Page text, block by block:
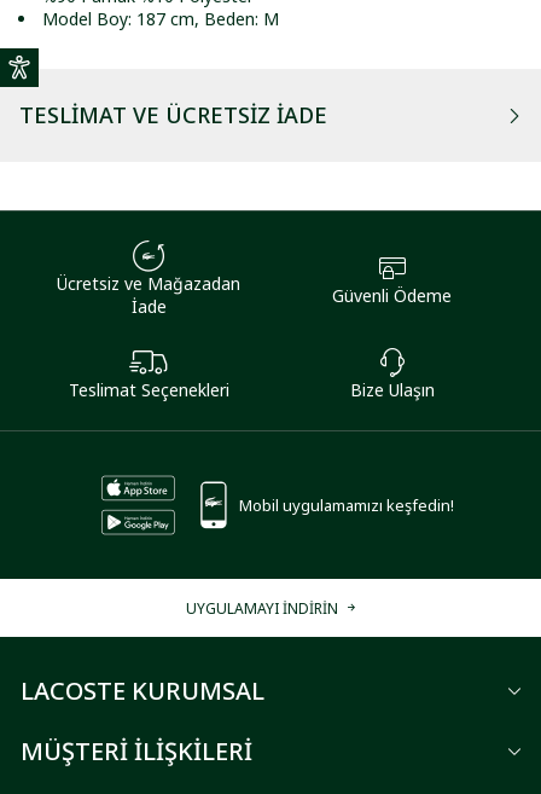
Model Boy: 187 cm, Beden: M
TESLIMAT VE ÜCRETSIZ İADE
Ücretsiz ve Mağazadan
İade
Güvenli Ödeme
Teslimat Seçenekleri Bize Ulaşın
Mobil uygulamamızı keşfedin!
UYGULAMAYI İNDİRİN
LACOSTE KURUMSAL
MÜŞTERİ İLİŞKİLERİ